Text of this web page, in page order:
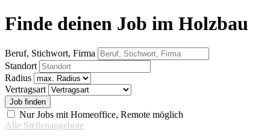
Finde deinen Job im Holzbau
Beruf, Stichwort, Firma
Standort
Radius
Vertragsart
Nur Jobs mit Homeoffice, Remote möglich
Alle Stellenangebote